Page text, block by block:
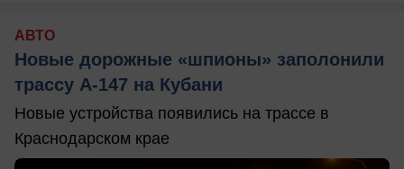
АВТО
Новые дорожные «шпионы» заполонили
трассу А-147 на Кубани
Новые устройства появились на трассе в
Краснодарском крае